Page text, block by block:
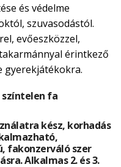
és védelme
szuvasodástól.
evőeszközzel,
érintkező
gyerekjátékokra.
színtelen fa
kész, korhadás
fakonzerváló szer
Alkalmas 2. és 3.